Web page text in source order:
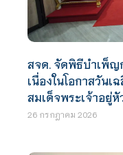
สจด. จัดพิธีบำเพ็ญ
เนื่องในโอกาสวัน
สมเด็จพระเจ้าอยู่หั
26 กรกฎาคม 2026